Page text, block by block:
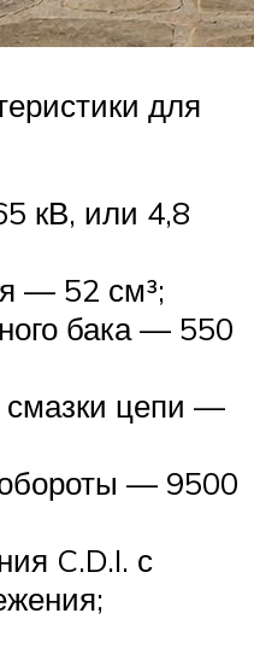
для
кВ, или 4,8
— 52 см³;
бака — 550
смазки цепи —
— 9500
C.D.I. с